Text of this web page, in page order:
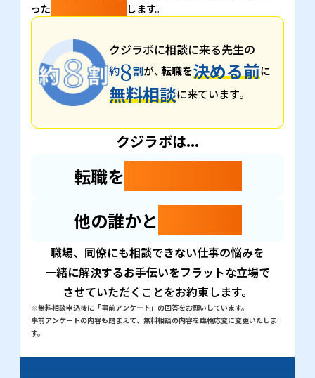
った
します。
クジラボに相談に来る先生の
約8割が、転職を決める前に
無料相談に来ています。
クジラボは...
転職を
他の誰かと
職場、同僚にも相談できない仕事の悩みを
一緒に解決するお手伝いをフラットな立場で
させていただくことをお約束します。
※無料相談申込後に「事前アンケート」の回答をお願いしています。
事前アンケートの内容も踏まえて、無料相談の内容を臨機応変に変更いたしま
す。